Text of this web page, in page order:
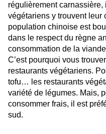
régulièrement carnassière,
végétariens y trouvent leur
population chinoise est
dans le respect du règne
consommation de la
C’est pourquoi vous
restaurants végétariens.
tofu… les restaurants
variété de légumes. Mais,
consommer frais, il est
sud.